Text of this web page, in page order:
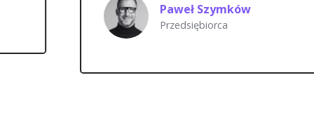
Paweł Szymków
Przedsiębiorca